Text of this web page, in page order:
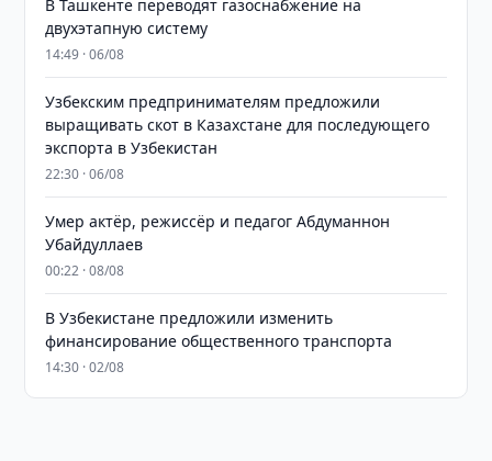
В Ташкенте переводят газоснабжение на
двухэтапную систему
14:49 · 06/08
Узбекским предпринимателям предложили
выращивать скот в Казахстане для последующего
экспорта в Узбекистан
22:30 · 06/08
Умер актёр, режиссёр и педагог Абдуманнон
Убайдуллаев
00:22 · 08/08
В Узбекистане предложили изменить
финансирование общественного транспорта
14:30 · 02/08